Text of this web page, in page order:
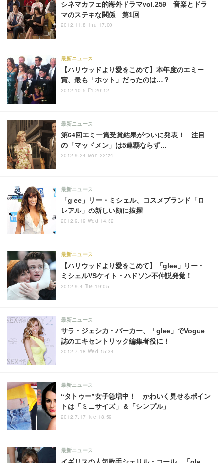
シネマカフェ的海外ドラマvol.259 音楽とドラ
マのステキな関係 第1回
2012.11.8 Thu 17:00
【ハリウッドより愛をこめて】本年度のエミー
賞、最も「ホット」だったのは…？
最新ニュース
2012.10.5 Fri 20:12
第64回エミー賞受賞結果がついに発表！ 注目
の「マッドメン」は5連覇ならず…
最新ニュース
2012.9.24 Mon 22:24
「glee」リー・ミシェル、コスメブランド「ロ
レアル」の新しい顔に抜擢
最新ニュース
2012.9.19 Wed 14:32
【ハリウッドより愛をこめて】「glee」リー・
ミシェルVSケイト・ハドソン不仲説発覚！
最新ニュース
2012.9.4 Tue 19:05
サラ・ジェシカ・パーカー、「glee」でVogue
誌のエキセントリック編集者役に！
最新ニュース
2012.7.18 Wed 15:34
“タトゥー”女子急増中！ かわいく見せるポイン
トは「ミニサイズ」＆「シンプル」
最新ニュース
2012.7.17 Tue 18:59
最新ニュース